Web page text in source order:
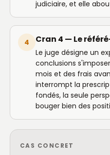
judiciaire, et elle
4 Cran 4 — Le
Le juge désigne un
conclusions
mois et des frais
interrompt la
fondés, la seule
bouger bien des
CAS CONCRET